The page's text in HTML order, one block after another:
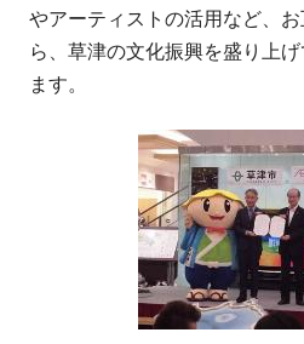
やアーティストの活用など、
ら、草津の文化振興を盛り上
ます。